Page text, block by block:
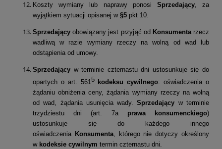
Koszty wymiany lub naprawy ponosi Sprzedający, za
wyjątkiem sytuacji opisanej w §5 pkt 10.
Sprzedający obowiązany jest przyjąć od Konsumentarzecz
wadliwą w razie wymiany rzeczy na wolną od wad lub
odstąpienia od umowy.
Sprzedający w terminie czternastu dni ustosunkuje się do
opartych o art. 5615 kodeksu cywilnego: oświadczenia o
żądaniu obniżenia ceny, żądania wymiany rzeczy na wolną
od wad, żądania usunięcia wady.Sprzedający w terminie
trzydziestu dni (art. 7a prawa konsumenckiego)
ustosunkuje się do każdego innego
oświadczenia Konsumenta, którego nie dotyczy określony
w kodeksie cywilnym termin czternastu dni.